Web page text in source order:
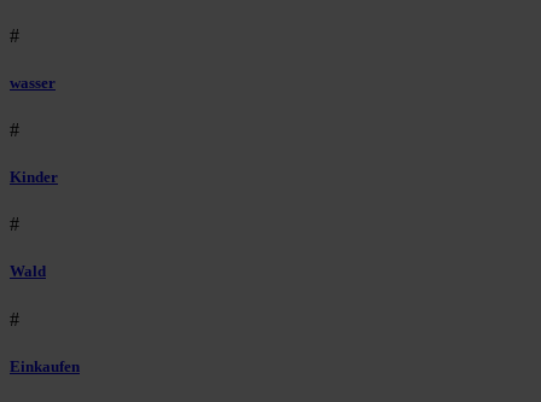
#
wasser
#
Kinder
#
Wald
#
Einkaufen